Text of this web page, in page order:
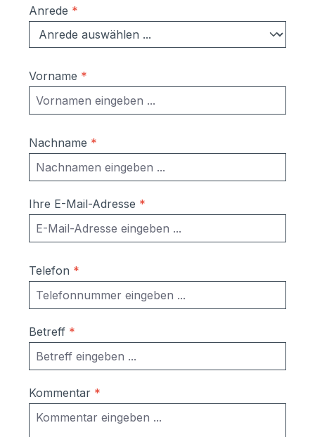
Anrede *
Vorname *
Nachname *
Ihre E-Mail-Adresse *
Telefon *
Betreff *
Kommentar *